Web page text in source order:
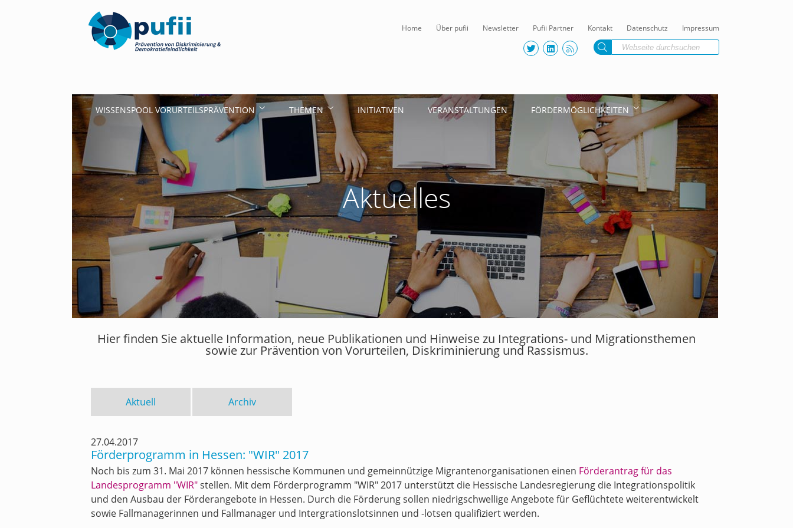
Impressum
Datenschutz
Kontakt
Pufii Partner
Newsletter
Über pufii
Home
WISSENSPOOL VORURTEILSPRÄVENTION THEMEN INITIATIVEN VERANSTALTUNGEN FÖRDERMÖGLICHKEITEN
Aktuelles
Hier finden Sie aktuelle Information, neue Publikationen und Hinweise zu Integrations- und Migrationsthemen
sowie zur Prävention von Vorurteilen, Diskriminierung und Rassismus.
Aktuell Archiv
27.04.2017
Förderprogramm in Hessen: "WIR" 2017
Noch bis zum 31. Mai 2017 können hessische Kommunen und gemeinnützige Migrantenorganisationen einen Förderantrag für das
Landesprogramm "WIR"stellen. Mit dem Förderprogramm "WIR" 2017 unterstützt die Hessische Landesregierung die Integrationspolitik
und den Ausbau der Förderangebote in Hessen. Durch die Förderung sollen niedrigschwellige Angebote für Geflüchtete weiterentwickelt
sowie Fallmanagerinnen und Fallmanager und Intergrationslotsinnen und -lotsen qualifiziert werden.